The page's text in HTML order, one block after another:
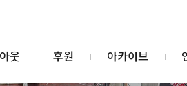
웃 후원 아카이브